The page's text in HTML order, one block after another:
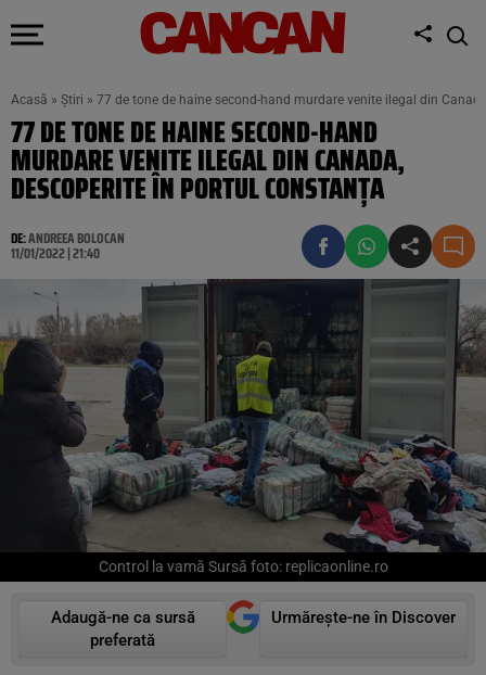
Acasă » Știri » 77 de tone de haine second-hand murdare venite ilegal din
77 DE TONE DE HAINE SECOND-HAND
MURDARE VENITE ILEGAL DIN CANADA,
DESCOPERITE ÎN PORTUL CONSTANȚA
DE:ANDREEA BOLOCAN
11/01/2022 | 21:40
Control la vamă Sursă foto: replicaonline.ro
Adaugă-ne ca sursă
preferată
Urmărește-ne în Discover